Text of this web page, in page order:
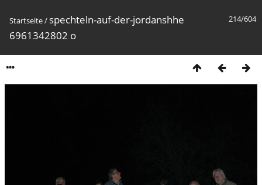
214/604
Startseite/ spechteln-auf-der-jordanshhe
6961342802 o